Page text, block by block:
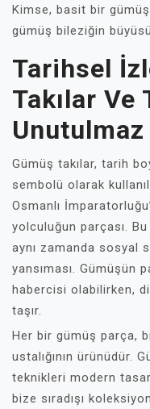
Kimse, basit bir
gümüş bileziğin
Tarihsel
Takılar Ve
Gümüş takılar, tarih
sembolü olarak
Osmanlı
yolculuğun parçası.
aynı zamanda sosyal
yansıması. Gümüşün
habercisi olabilirken,
taşır.
Her bir gümüş parça,
ustalığının ürünüdür.
teknikleri modern
bize sıradışı